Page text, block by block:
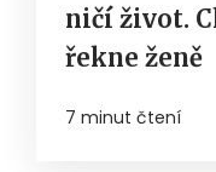
ničí život.
řekne ženě
7 minut čtení